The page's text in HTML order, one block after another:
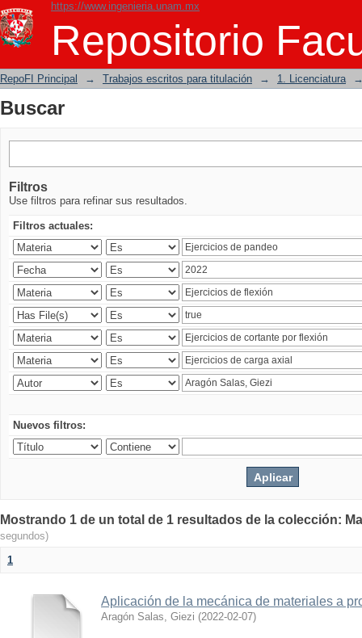
https://www.ingenieria.unam.mx
Repositorio
Buscar
RepoFI Principal → Trabajos escritos para titulación → 1. Licenciatura
Buscar
Filtros
Use filtros para refinar sus resultados.
Filtros actuales:
Nuevos filtros:
Mostrando 1 de un total de 1 resultados de la colección:
segundos)
1
Aplicación de la mecánica de materiales a
Aragón Salas, Giezi (2022-02-07)